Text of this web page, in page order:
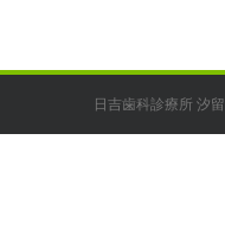
日吉歯科診療所 汐留